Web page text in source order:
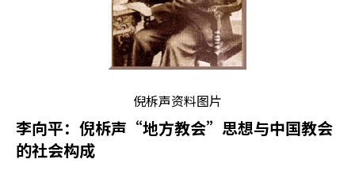
倪柝声资料图片
李向平：倪柝声“地方教会”思想与中国教会
的社会构成